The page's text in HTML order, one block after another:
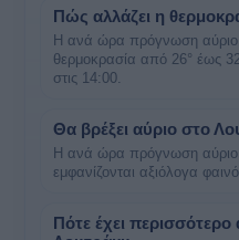
Πώς αλλάζει η
Η ανά ώρα πρόγνωση αύριο
θερμοκρασία από 26° έως
στις 14:00.
Θα βρέξει αύριο στο
Η ανά ώρα πρόγνωση αύριο
εμφανίζονται αξιόλογα
Πότε έχει